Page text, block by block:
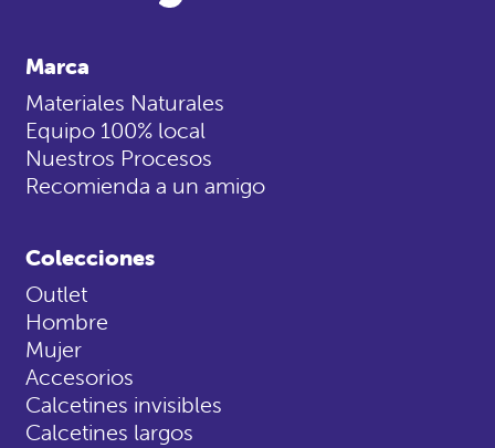
Marca
Materiales Naturales
Equipo 100% local
Nuestros Procesos
Recomienda a un amigo
Colecciones
Outlet
Hombre
Mujer
Accesorios
Calcetines invisibles
Calcetines largos